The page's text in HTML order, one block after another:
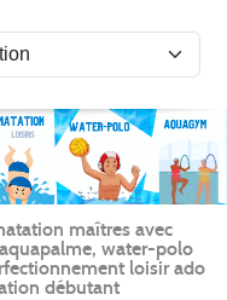
maîtres avec
water-polo
loisir ado
débutant